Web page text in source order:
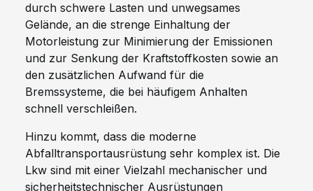
durch schwere Lasten und unwegsames
Gelände, an die strenge Einhaltung der
Motorleistung zur Minimierung der Emissionen
und zur Senkung der Kraftstoffkosten sowie an
den zusätzlichen Aufwand für die
Bremssysteme, die bei häufigem Anhalten
schnell verschleißen.
Hinzu kommt, dass die moderne
Abfalltransportausrüstung sehr komplex ist. Die
Lkw sind mit einer Vielzahl mechanischer und
sicherheitstechnischer Ausrüstungen